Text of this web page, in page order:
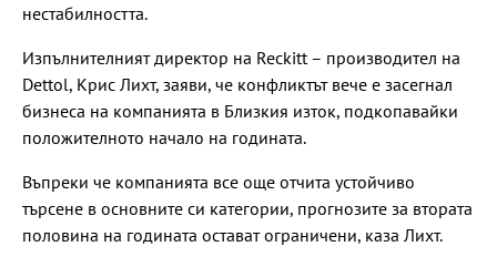
нестабилността.
Изпълнителният директор на Reckitt – производител на
Dettol, Крис Лихт, заяви, че конфликтът вече е засегнал
бизнеса на компанията в Близкия изток, подкопавайки
положителното начало на годината.
Въпреки че компанията все още отчита устойчиво
търсене в основните си категории, прогнозите за втората
половина на годината остават ограничени, каза Лихт.